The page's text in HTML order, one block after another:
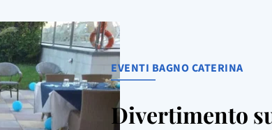
EVENTI BAGNO CATERINA
Divertimento